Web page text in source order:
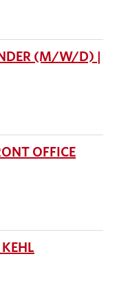
(M/W/D) |
OFFICE